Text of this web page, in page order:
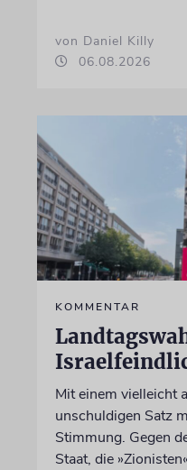
von Daniel Killy
06.08.2026
KOMMENTAR
Mit einem vielleicht
unschuldigen Satz
Stimmung. Gegen
Staat, die